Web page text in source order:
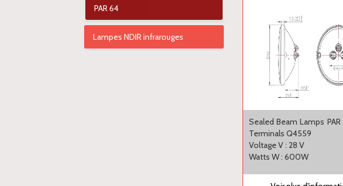
PAR 64
Lampes NDIR infrarouges
Sealed Beam Lamps
Terminals Q4559
Voltage V : 28 V
Watts W : 600W